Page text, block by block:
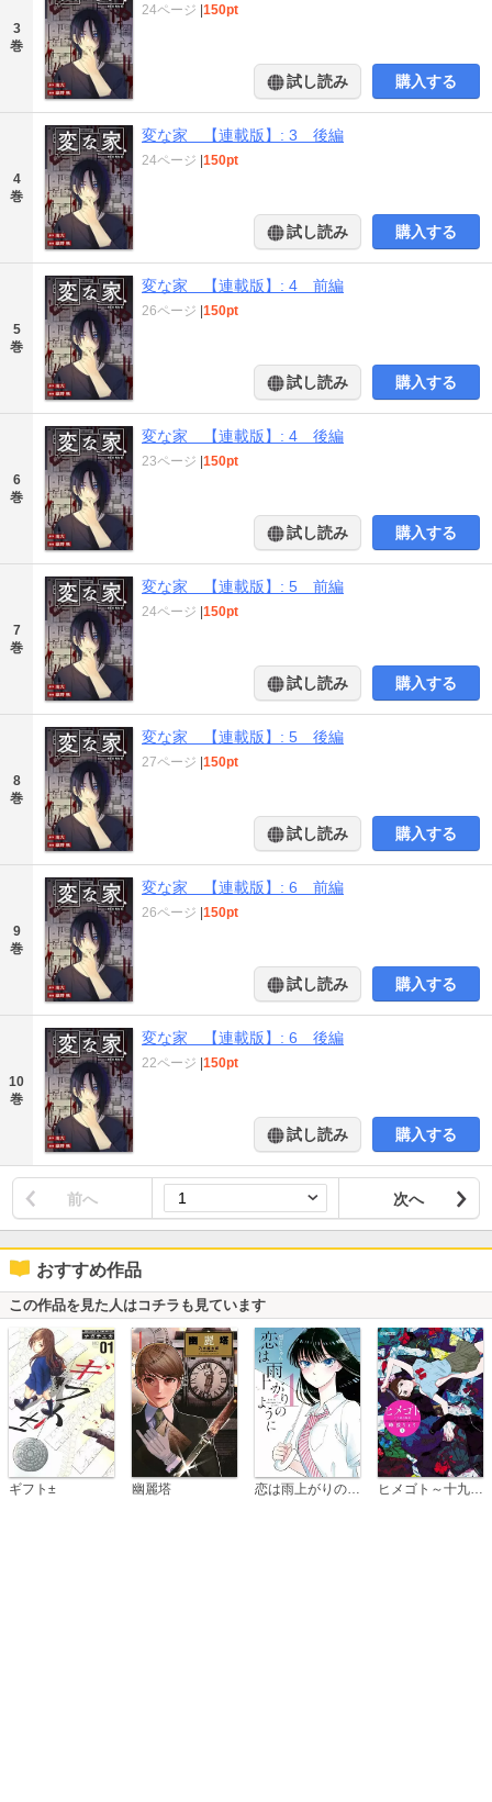
3
巻
24ページ |150pt
試し読み 購入する
4
巻
変な家 【連載版】: 3 後編
24ページ |150pt
試し読み 購入する
5
巻
変な家 【連載版】: 4 前編
26ページ |150pt
試し読み 購入する
6
巻
変な家 【連載版】: 4 後編
23ページ |150pt
試し読み 購入する
7
巻
変な家 【連載版】: 5 前編
24ページ |150pt
試し読み 購入する
8
巻
変な家 【連載版】: 5 後編
27ページ |150pt
試し読み 購入する
9
巻
変な家 【連載版】: 6 前編
26ページ |150pt
試し読み 購入する
10
巻
変な家 【連載版】: 6 後編
22ページ |150pt
試し読み 購入する
前へ 次へ
おすすめ作品
この作品を見た人はコチラも見ています
ギフト± 幽麗塔 ヒメゴト～十九歳の制服～